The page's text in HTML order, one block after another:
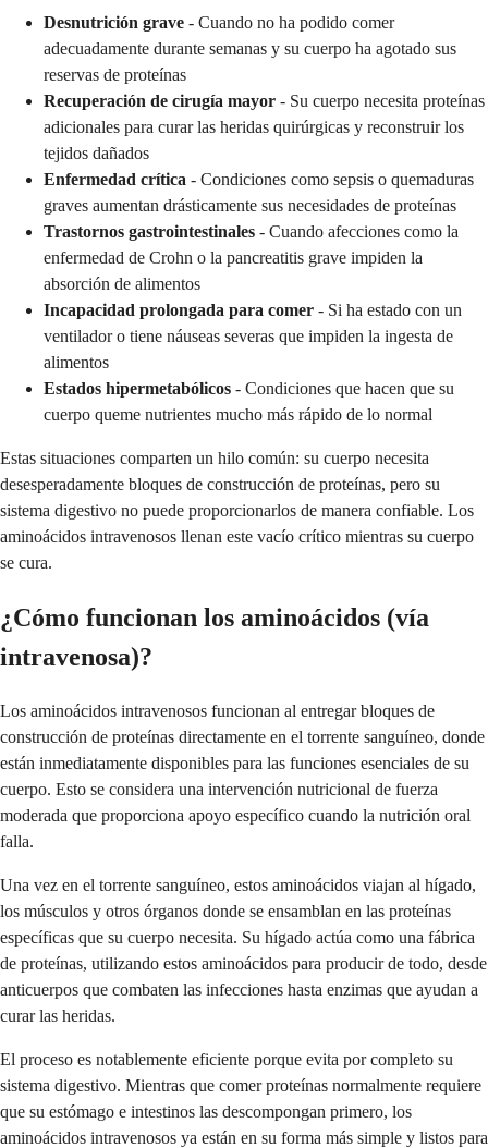
Desnutrición grave - Cuando no ha podido comer
adecuadamente durante semanas y su cuerpo ha agotado sus
reservas de proteínas
Recuperación de cirugía mayor - Su cuerpo necesita proteínas
adicionales para curar las heridas quirúrgicas y reconstruir los
tejidos dañados
Enfermedad crítica - Condiciones como sepsis o quemaduras
graves aumentan drásticamente sus necesidades de proteínas
Trastornos gastrointestinales - Cuando afecciones como la
enfermedad de Crohn o la pancreatitis grave impiden la
absorción de alimentos
Incapacidad prolongada para comer - Si ha estado con un
ventilador o tiene náuseas severas que impiden la ingesta de
alimentos
Estados hipermetabólicos - Condiciones que hacen que su
cuerpo queme nutrientes mucho más rápido de lo normal
Estas situaciones comparten un hilo común: su cuerpo necesita
desesperadamente bloques de construcción de proteínas, pero su
sistema digestivo no puede proporcionarlos de manera confiable. Los
aminoácidos intravenosos llenan este vacío crítico mientras su cuerpo
se cura.
¿Cómo funcionan los aminoácidos (vía
intravenosa)?
Los aminoácidos intravenosos funcionan al entregar bloques de
construcción de proteínas directamente en el torrente sanguíneo, donde
están inmediatamente disponibles para las funciones esenciales de su
cuerpo. Esto se considera una intervención nutricional de fuerza
moderada que proporciona apoyo específico cuando la nutrición oral
falla.
Una vez en el torrente sanguíneo, estos aminoácidos viajan al hígado,
los músculos y otros órganos donde se ensamblan en las proteínas
específicas que su cuerpo necesita. Su hígado actúa como una fábrica
de proteínas, utilizando estos aminoácidos para producir de todo, desde
anticuerpos que combaten las infecciones hasta enzimas que ayudan a
curar las heridas.
El proceso es notablemente eficiente porque evita por completo su
sistema digestivo. Mientras que comer proteínas normalmente requiere
que su estómago e intestinos las descompongan primero, los
aminoácidos intravenosos ya están en su forma más simple y listos para